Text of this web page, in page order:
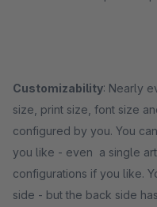
Customizability: Nearly
size, print size, font size
configured by you. You
you like - even a single
configurations if you like.
side - but the back side